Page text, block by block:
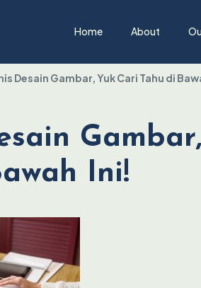
Home About
Desain Gambar, Yuk Cari Tahu di
Ini!